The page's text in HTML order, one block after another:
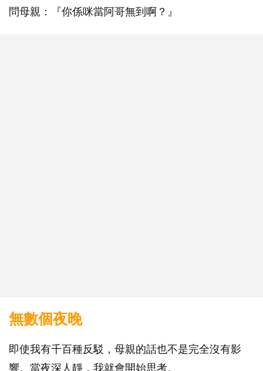
問母親：『你係咪當阿哥無到啊？』
無數個夜晚
即使我有千百種反駁，母親的話也不是完全沒有影
響。當夜深人靜，我就會開始思考。